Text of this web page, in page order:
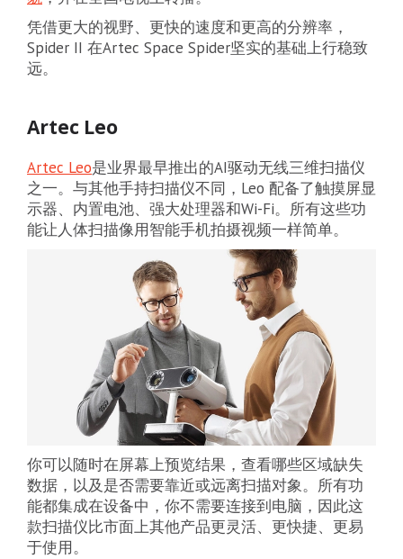
凭借更大的视野、更快的速度和更高的分辨率，
Spider II 在Artec Space Spider坚实的基础上行稳致
远。
Artec Leo
Artec Leo是业界最早推出的AI驱动无线三维扫描仪
之一。与其他手持扫描仪不同，Leo 配备了触摸屏显
示器、内置电池、强大处理器和Wi-Fi。所有这些功
能让人体扫描像用智能手机拍摄视频一样简单。
你可以随时在屏幕上预览结果，查看哪些区域缺失
数据，以及是否需要靠近或远离扫描对象。所有功
能都集成在设备中，你不需要连接到电脑，因此这
款扫描仪比市面上其他产品更灵活、更快捷、更易
于使用。